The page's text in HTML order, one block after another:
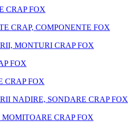
CRAP FOX
CRAP, COMPONENTE FOX
MONTURI CRAP FOX
FOX
CRAP FOX
NADIRE, SONDARE CRAP FOX
CRAP FOX